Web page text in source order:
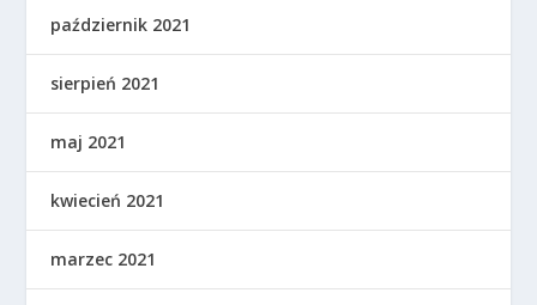
październik 2021
sierpień 2021
maj 2021
kwiecień 2021
marzec 2021